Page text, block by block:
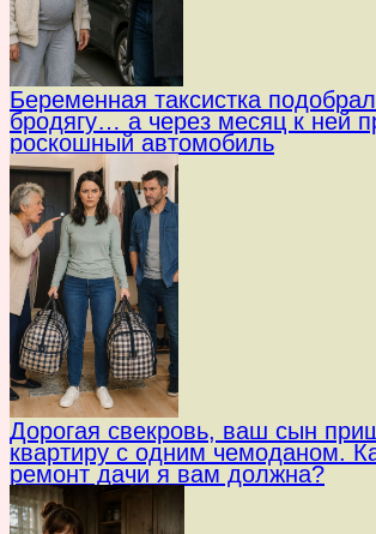
Беременная таксистка
бродягу… а через месяц к ней
роскошный автомобиль
Дорогая свекровь, ваш сын
квартиру с одним чемоданом.
ремонт дачи я вам должна?